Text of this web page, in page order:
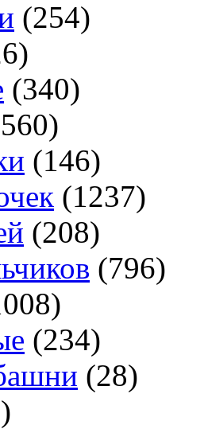
(254)
(340)
(146)
(1237)
(208)
(796)
(234)
(28)